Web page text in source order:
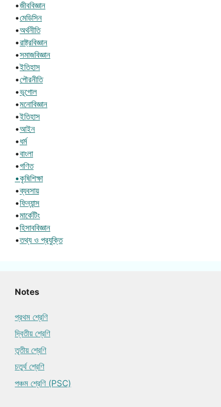
•জীববিজ্ঞান
•মেডিসিন
•অর্থনীতি
•রাষ্ট্রবিজ্ঞান
•সমাজবিজ্ঞান
•ইতিহাস
•পৌরনীতি
•ভূগোল
•মনোবিজ্ঞান
•ইতিহাস
•আইন
•ধর্ম
•বাংলা
•গণিত
•কৃষিশিক্ষা
•ব্যবসায়
•ফিন্যান্স
•মার্কেটিং
•হিসাববিজ্ঞান
•তথ্য ও প্রযুক্তি
Notes
প্রথম শ্রেণি
দ্বিতীয় শ্রেণি
তৃতীয় শ্রেণি
চতুর্থ শ্রেণি
পঞ্চম শ্রেণি (PSC)